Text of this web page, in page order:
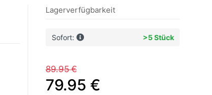
Lagerverfügbarkeit
Sofort: >5 Stück
89.95 €
79.95 €